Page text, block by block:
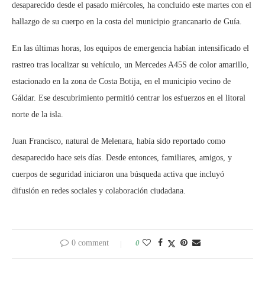
desaparecido desde el pasado miércoles, ha concluido este martes con el
hallazgo de su cuerpo en la costa del municipio grancanario de Guía.
En las últimas horas, los equipos de emergencia habían intensificado el
rastreo tras localizar su vehículo, un Mercedes A45S de color amarillo,
estacionado en la zona de Costa Botija, en el municipio vecino de
Gáldar. Ese descubrimiento permitió centrar los esfuerzos en el litoral
norte de la isla.
Juan Francisco, natural de Melenara, había sido reportado como
desaparecido hace seis días. Desde entonces, familiares, amigos, y
cuerpos de seguridad iniciaron una búsqueda activa que incluyó
difusión en redes sociales y colaboración ciudadana.
0 comment 0